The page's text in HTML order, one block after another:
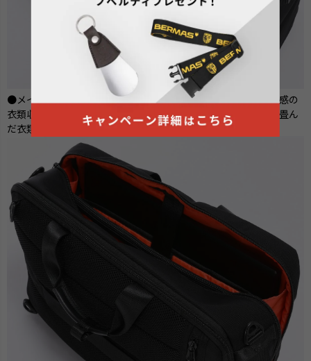
●メインルームの背面側にはマチ付きでゆったりとしたサイズ感の
衣類収納ポケットを設置。ベルクロで着脱するフラップ開閉で畳ん
だ衣類を崩すことなく収納が可能で出し入れもスムーズです。